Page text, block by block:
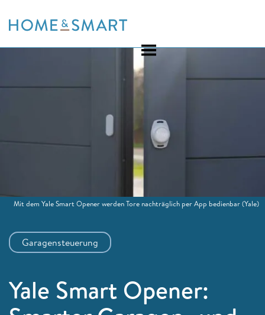
to
Garagensteuerung
Yale Smart Opener:
Mit dem Yale Smart Opener werden Tore nachträglich per App bedienbar(Yale)